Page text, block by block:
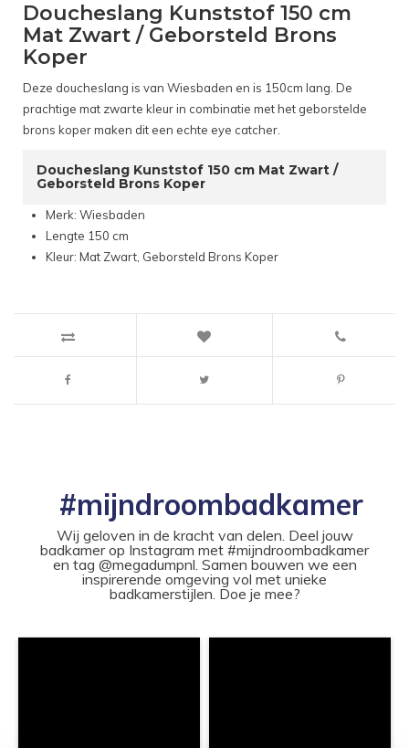
Doucheslang Kunststof 150 cm
Mat Zwart / Geborsteld Brons
Koper
Deze doucheslang is van Wiesbaden en is 150cm lang. De
prachtige mat zwarte kleur in combinatie met het geborstelde
brons koper maken dit een echte eye catcher.
Doucheslang Kunststof 150 cm Mat Zwart /
Geborsteld Brons Koper
Merk: Wiesbaden
Lengte 150 cm
Kleur: Mat Zwart, Geborsteld Brons Koper
#mijndroombadkamer
Wij geloven in de kracht van delen. Deel jouw
badkamer op Instagram met #mijndroombadkamer
en tag @megadumpnl. Samen bouwen we een
inspirerende omgeving vol met unieke
badkamerstijlen. Doe je mee?